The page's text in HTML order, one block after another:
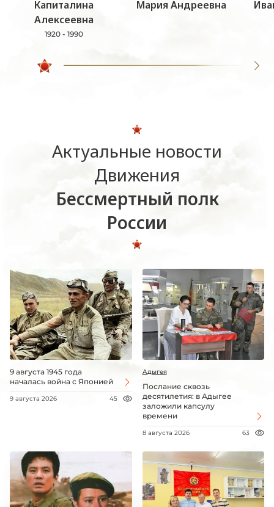
Капиталина
Алексеевна
1920 - 1990
Мария Андреевна
Актуальные новости
Движения
Бессмертный полк
России
9 августа 1945 года
началась война с Японией
9 августа 2026 45
Адыгея
Послание сквозь
десятилетия: в Адыгее
заложили капсулу
времени
8 августа 2026 63